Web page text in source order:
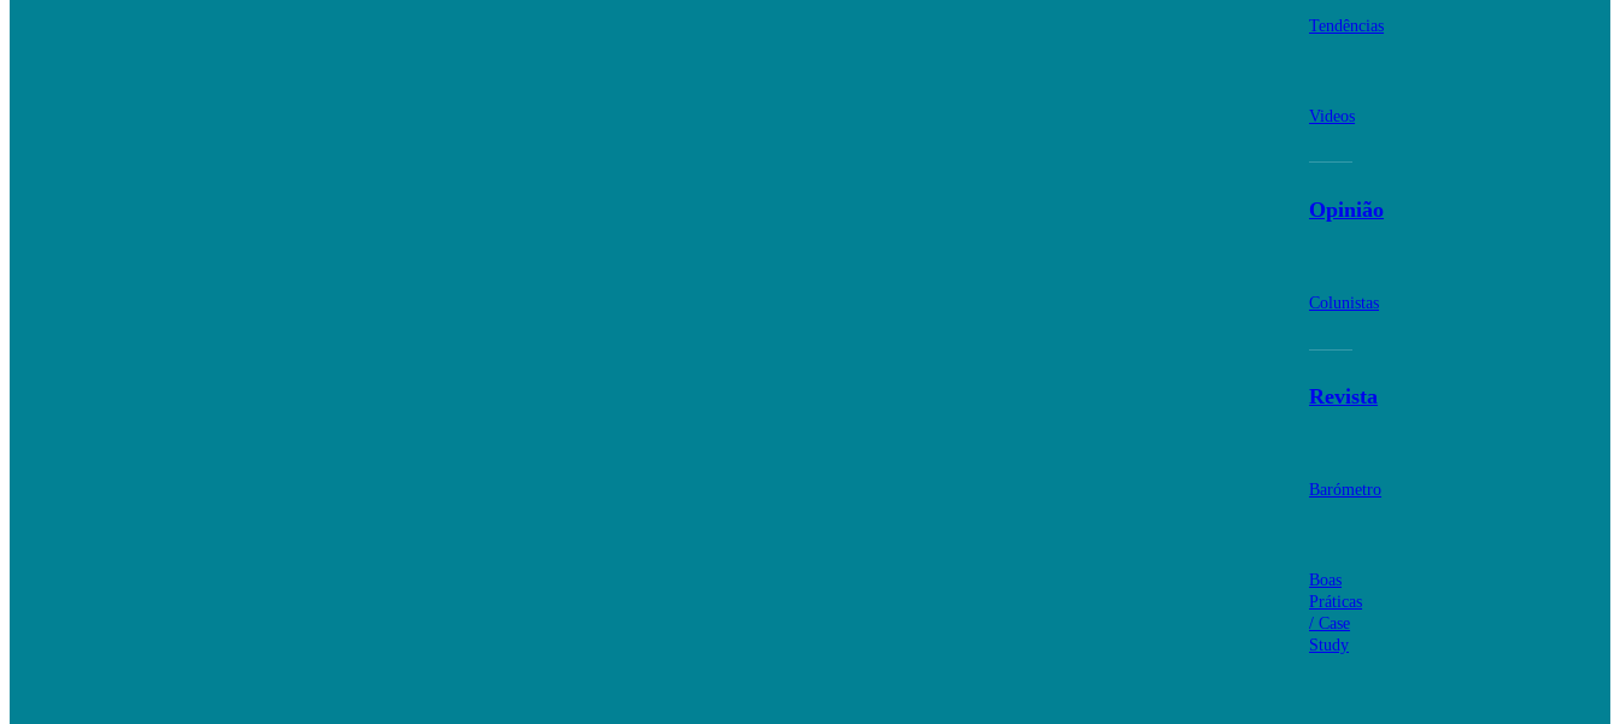
Tendências
Videos
Opinião
Colunistas
Revista
Barómetro
Boas
Práticas
/ Case
Study